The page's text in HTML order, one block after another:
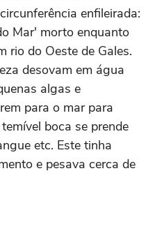
enfileirada:
Mar' morto enquanto
rio do Oeste de Gales.
desovam em água
algas e
para o mar para
boca se prende
etc. Este tinha
e pesava cerca de